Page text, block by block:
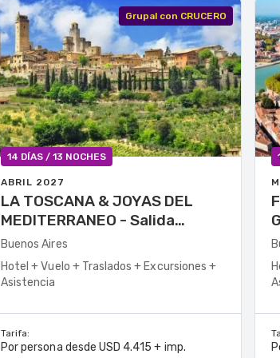
Grupal con CRUCERO
14 DÍAS / 13 NOCHES
ABRIL 2027
LA TOSCANA & JOYAS DEL
MEDITERRANEO - Salida
Grupal (Toselli)
Buenos Aires
Hotel + Vuelo + Traslados + Excursiones +
Asistencia
Tarifa:
Por persona desde USD 4.415 + imp.